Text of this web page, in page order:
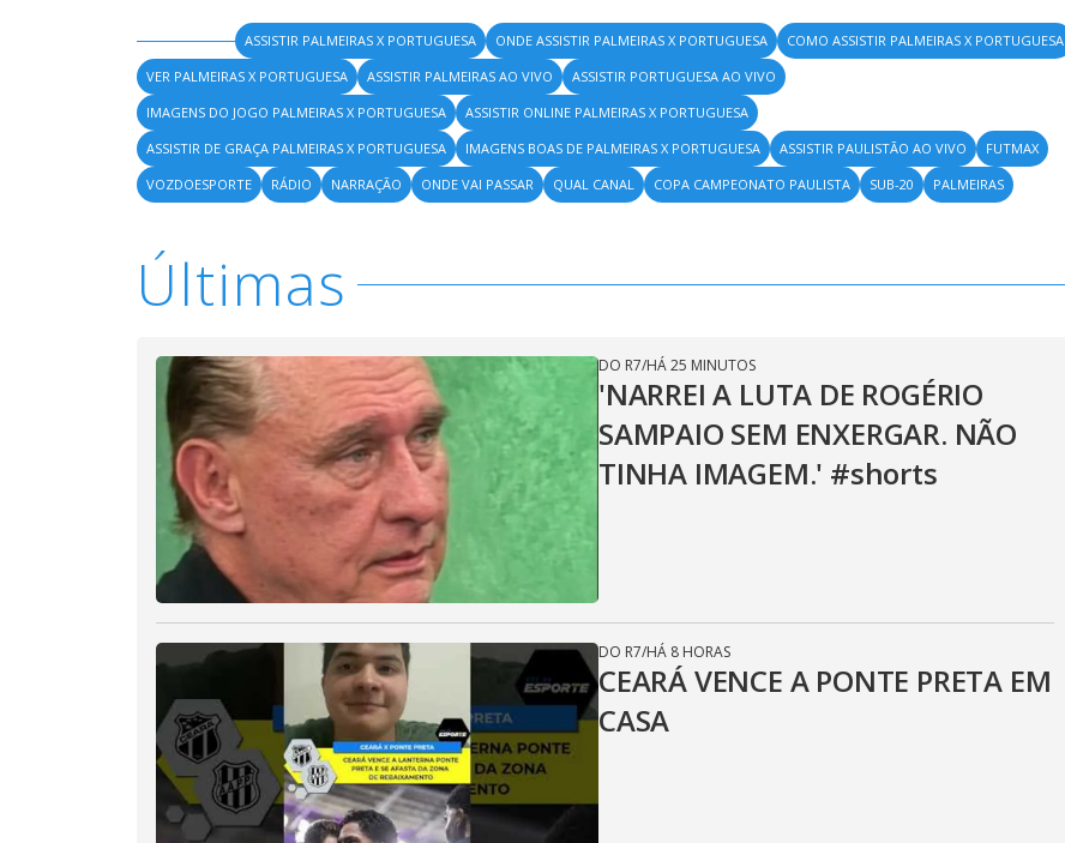
ASSISTIR PALMEIRAS X PORTUGUESA ONDE ASSISTIR PALMEIRAS X PORTUGUESA
COMO ASSISTIR PALMEIRAS X PORTUGUESA
VER PALMEIRAS X PORTUGUESA
ASSISTIR PALMEIRAS AO VIVO
ASSISTIR PORTUGUESA AO VIVO
IMAGENS DO JOGO PALMEIRAS X PORTUGUESA
ASSISTIR ONLINE PALMEIRAS X PORTUGUESA
ASSISTIR DE GRAÇA PALMEIRAS X PORTUGUESA
IMAGENS BOAS DE PALMEIRAS X PORTUGUESA ASSISTIR PAULISTÃO AO VIVO
FUTMAX
VOZDOESPORTE
RÁDIO NARRAÇÃO ONDE VAI PASSAR QUAL CANAL COPA CAMPEONATO PAULISTA SUB-20 PALMEIRAS
Últimas
DO R7/HÁ 25 MINUTOS
'NARREI A LUTA DE ROGÉRIO
SAMPAIO SEM ENXERGAR. NÃO
TINHA IMAGEM.' #shorts
DO R7/HÁ 8 HORAS
CEARÁ VENCE A PONTE PRETA EM
CASA